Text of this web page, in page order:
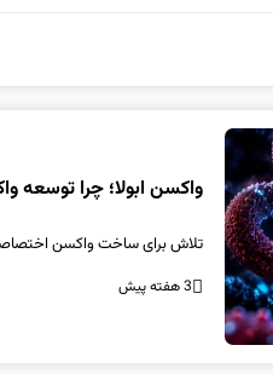
واکسن ابولا؛ چرا توسعه
تلاش برای ساخت واکسن اختصاصی
3 هفته پیش